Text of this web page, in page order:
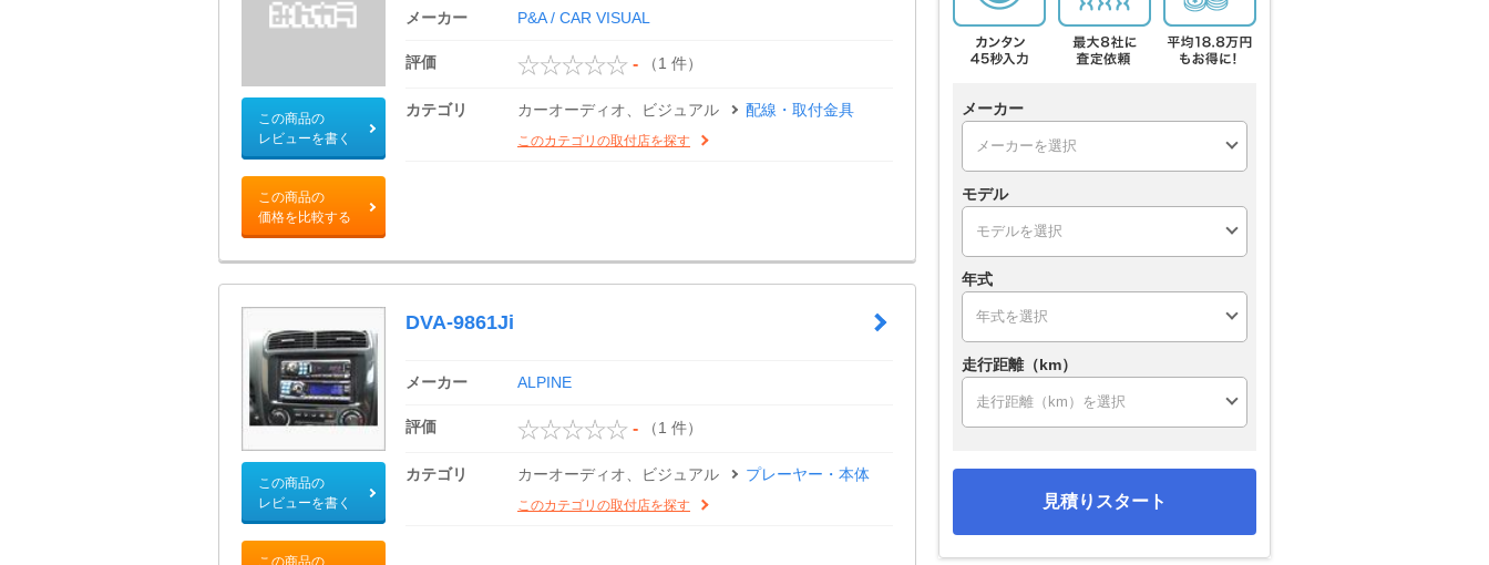
この商品の
レビューを書く
この商品の
価格を比較する
メーカー P&A / CAR VISUAL
評価 - （1 件）
カテゴリ カーオーディオ、ビジュアル 配線・取付金具
このカテゴリの取付店を探す
この商品の
レビューを書く
この商品の
DVA-9861Ji
メーカー ALPINE
評価 - （1 件）
カテゴリ カーオーディオ、ビジュアル プレーヤー・本体
このカテゴリの取付店を探す
メーカー
モデル
年式
走行距離（km）
見積りスタート